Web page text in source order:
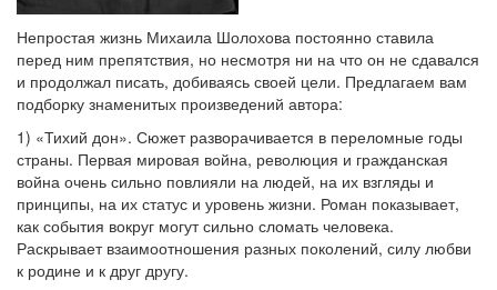
Непростая жизнь Михаила Шолохова постоянно ставила
перед ним препятствия, но несмотря ни на что он не сдавался
и продолжал писать, добиваясь своей цели. Предлагаем вам
подборку знаменитых произведений автора:
1) «Тихий дон». Сюжет разворачивается в переломные годы
страны. Первая мировая война, революция и гражданская
война очень сильно повлияли на людей, на их взгляды и
принципы, на их статус и уровень жизни. Роман показывает,
как события вокруг могут сильно сломать человека.
Раскрывает взаимоотношения разных поколений, силу любви
к родине и к друг другу.